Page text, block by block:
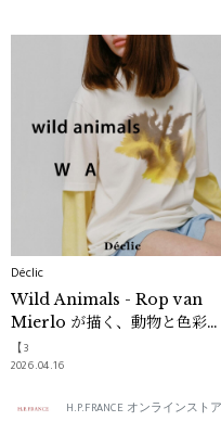
Déclic
Wild Animals - Rop van
Mierlo が描く、動物と色彩の
世界 -
【3
2026.04.16
H.P.FRANCE オンラインストア